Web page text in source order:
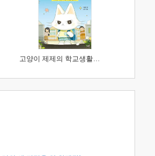
고양이 제제의 학교생활 1 : 초등학생이 이렇게 힘들 줄이야